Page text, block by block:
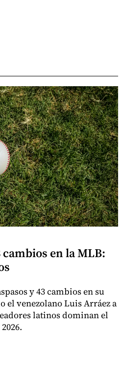
cambios en la MLB:
y 43 cambios en su
el venezolano Luis Arráez a
latinos dominan el